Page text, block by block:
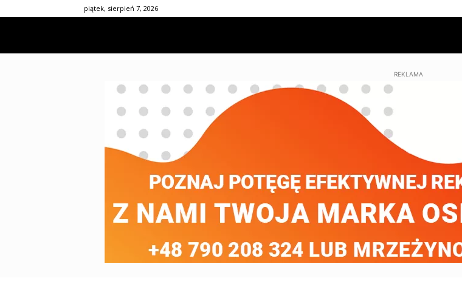
piątek, sierpień 7, 2026
REKLAMA